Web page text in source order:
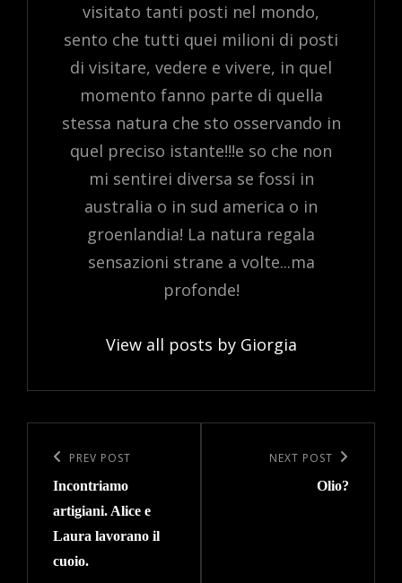
visitato tanti posti nel mondo,
sento che tutti quei milioni di posti
di visitare, vedere e vivere, in quel
momento fanno parte di quella
stessa natura che sto osservando in
quel preciso istante!!!e so che non
mi sentirei diversa se fossi in
australia o in sud america o in
groenlandia! La natura regala
sensazioni strane a volte...ma
profonde!
View all posts by Giorgia
navigation
Previous
Post
PREV POST
Incontriamo
artigiani. Alice e
Laura lavorano il
cuoio.
NEXT POST
Olio?